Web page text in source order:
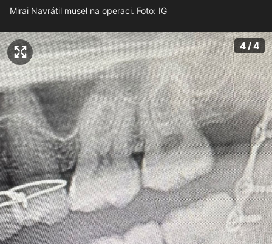
Mirai Navrátil musel na operaci. Foto: IG
4 / 4